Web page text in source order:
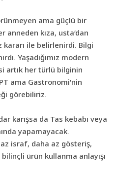
ama güçlü bir
anneden kıza, usta’dan
kararı ile belirlenirdi. Bilgi
Yaşadığımız modern
artık her türlü bilginin
ama Gastronomi’nin
görebiliriz.
karışsa da Tas kebabı veya
yapamayacak.
israf, daha az gösteriş,
ürün kullanma anlayışı